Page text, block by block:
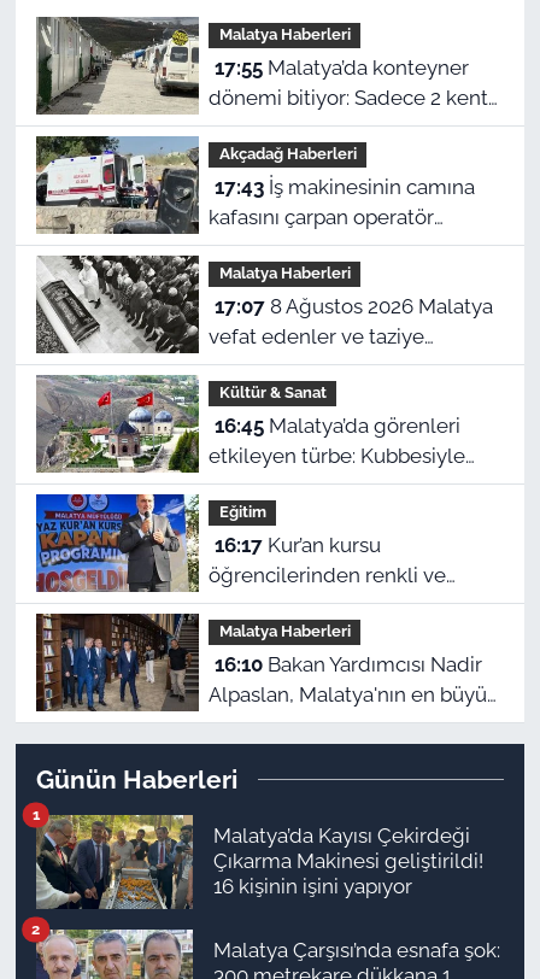
Malatya Haberleri
17:55Malatya’da konteyner
dönemi bitiyor: Sadece 2 kent
kalacak
Akçadağ Haberleri
17:43İş makinesinin camına
kafasını çarpan operatör
yaralandı
Malatya Haberleri
17:078 Ağustos 2026 Malatya
vefat edenler ve taziye
adresleri
Kültür & Sanat
16:45Malatya’da görenleri
etkileyen türbe: Kubbesiyle
Kerbela’yı hatırlatıyor
Eğitim
16:17Kur’an kursu
öğrencilerinden renkli ve
anlamlı kapanış gösterisi
Malatya Haberleri
16:10Bakan Yardımcısı Nadir
Alpaslan, Malatya'nın en büyük
kütüphanesini inceledi
Günün Haberleri
Malatya’da Kayısı Çekirdeği
Çıkarma Makinesi geliştirildi!
16 kişinin işini yapıyor
1
Malatya Çarşısı’nda esnafa şok:
2